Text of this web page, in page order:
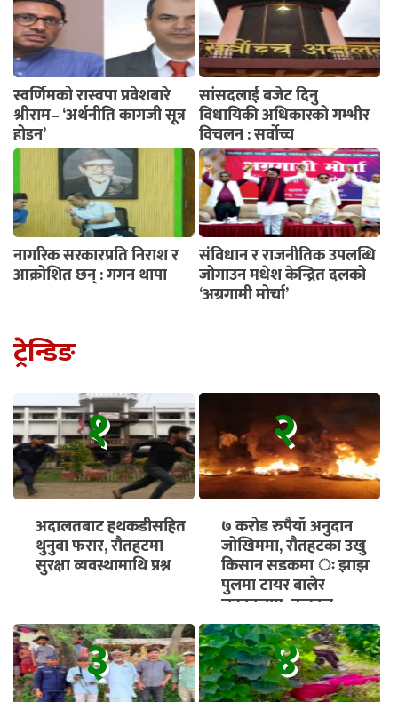
स्वर्णिमको रास्वपा प्रवेशबारे
श्रीराम– ‘अर्थनीति कागजी सूत्र
होइन’
सांसदलाई बजेट दिनु
विधायिकी अधिकारको गम्भीर
विचलन : सर्वोच्च
नागरिक सरकारप्रति निराश र
आक्रोशित छन् : गगन थापा
संविधान र राजनीतिक उपलब्धि
जोगाउन मधेश केन्द्रित दलको
‘अग्रगामी मोर्चा’
ट्रेन्डिङ
१
अदालतबाट हथकडीसहित
थुनुवा फरार, रौतहटमा
सुरक्षा व्यवस्थामाथि प्रश्न
२
७ करोड रुपैयाँ अनुदान
जोखिममा, रौतहटका उखु
किसान सडकमा ः झाझ
पुलमा टायर बालेर
चक्काजाम, तत्काल
भुक्तानी सुनिश्चित गर्न माग
३ ४